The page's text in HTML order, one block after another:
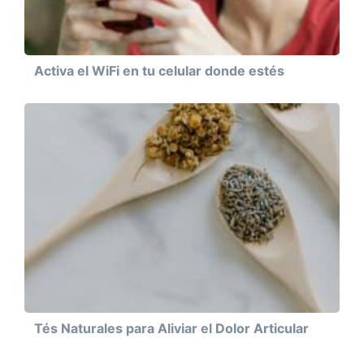
Activa el WiFi en tu celular donde estés
Tés Naturales para Aliviar el Dolor Articular